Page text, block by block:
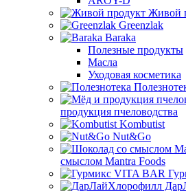
Живой
Greenzlak
Baraka
Полезные продукты
Масла
Уходовая косметика
продукция пчеловодства
Kombutist
Nut&Go
смыслом Mantra Foods